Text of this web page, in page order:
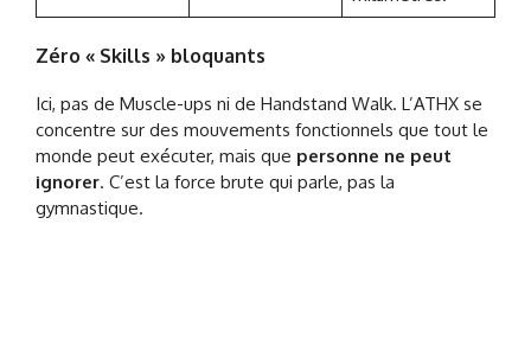
Zéro « Skills » bloquants
Ici, pas de Muscle-ups ni de Handstand Walk. L’ATHX se
concentre sur des mouvements fonctionnels que tout le
monde peut exécuter, mais que personne ne peut
ignorer. C’est la force brute qui parle, pas la
gymnastique.